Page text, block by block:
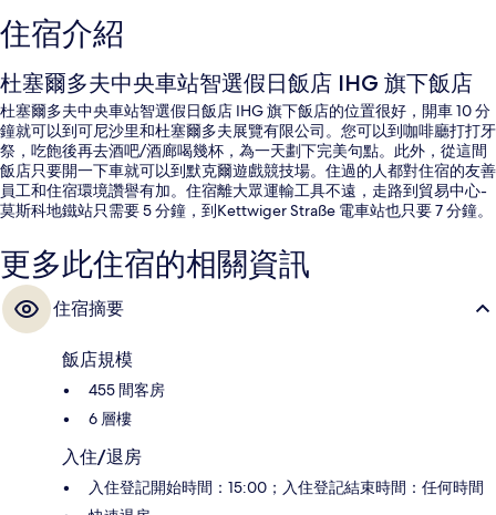
住宿介紹
杜塞爾多夫中央車站智選假日飯店 IHG 旗下飯店
杜塞爾多夫中央車站智選假日飯店 IHG 旗下飯店的位置很好，開車 10 分
鐘就可以到可尼沙里和杜塞爾多夫展覽有限公司。您可以到咖啡廳打打牙
祭，吃飽後再去酒吧/酒廊喝幾杯，為一天劃下完美句點。此外，從這間
飯店只要開一下車就可以到默克爾遊戲競技場。住過的人都對住宿的友善
員工和住宿環境讚譽有加。住宿離大眾運輸工具不遠，走路到貿易中心-
莫斯科地鐵站只需要 5 分鐘，到Kettwiger Straße 電車站也只要 7 分鐘。
更多此住宿的相關資訊
住宿摘要
飯店規模
455 間客房
6 層樓
入住/退房
入住登記開始時間：15:00；入住登記結束時間：任何時間